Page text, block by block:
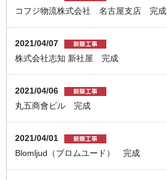
コフジ物流株式会社 名古屋支店 完成
2021/04/07
株式会社志知 新社屋 完成
2021/04/06
丸五商會ビル 完成
2021/04/01
Blomljud（ブロムユード） 完成